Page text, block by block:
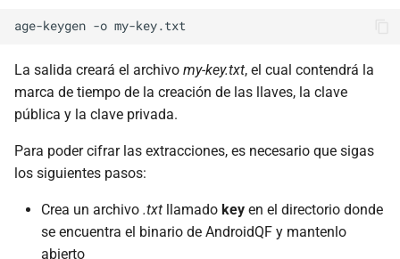
age-keygen -o
La salida creará el archivo my-key.txt, el cual contendrá la
marca de tiempo de la creación de las llaves, la clave
pública y la clave privada.
Para poder cifrar las extracciones, es necesario que sigas
los siguientes pasos:
Crea un archivo .txt llamado key en el directorio donde
se encuentra el binario de AndroidQF y mantenlo
abierto